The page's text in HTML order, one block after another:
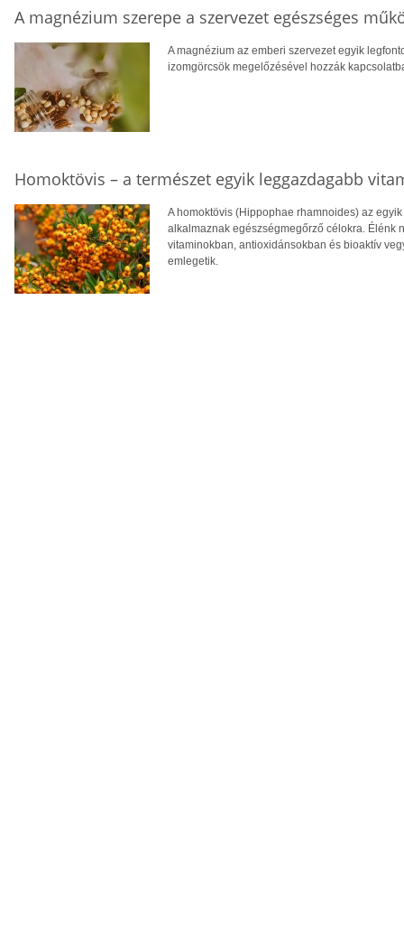
A magnézium szerepe a szervezet egészséges
A magnézium az emberi szervezet egyik
izomgörcsök megelőzésével hozzák
Homoktövis – a természet egyik leggazdagabb
A homoktövis (Hippophae rhamnoides) az
alkalmaznak egészségmegőrző célokra. Élénk
vitaminokban, antioxidánsokban és bioaktív
emlegetik.